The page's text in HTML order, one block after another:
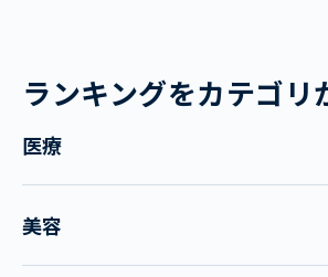
ランキングをカテゴリ
医療
美容